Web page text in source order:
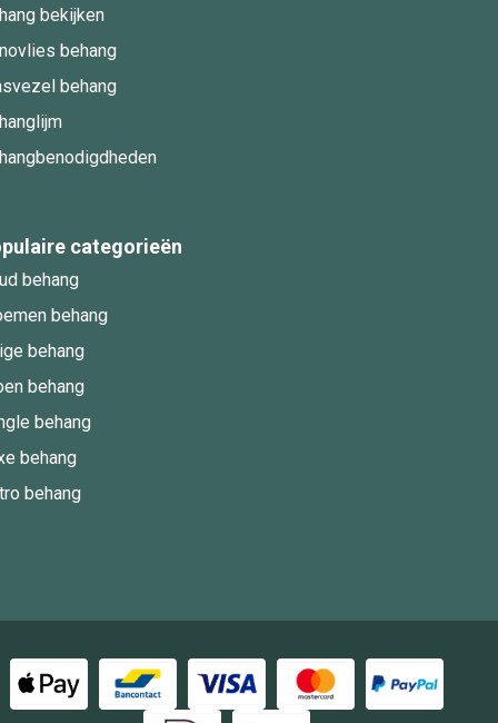
bekijken
behang
behang
categorieën
behang
behang
behang
behang
behang
behang
behang